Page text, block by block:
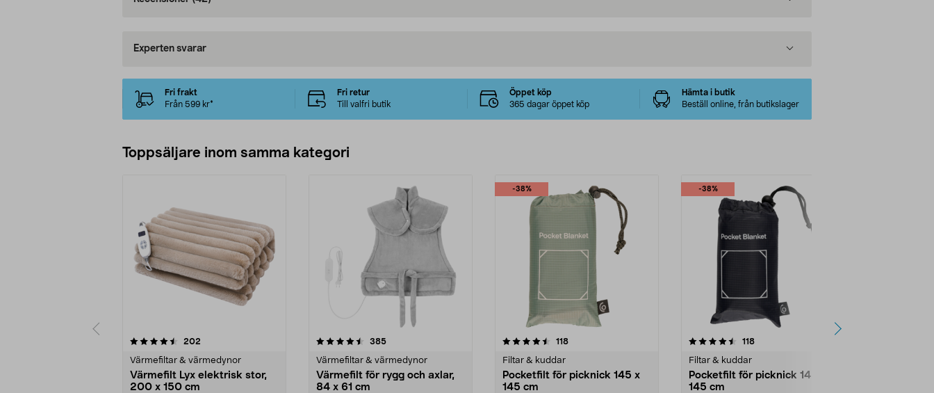
Experten svarar
Fri frakt
Från 599 kr*
Fri retur
Till valfri butik
Öppet köp
365 dagar öppet köp
Hämta i butik
Beställ online, från butikslager
Toppsäljare inom samma kategori
202
Värmefiltar & värmedynor
Värmefilt Lyx elektrisk stor,
200 x 150 cm
4.5 av 5 stjärnor 385recensioner
Värmefiltar & värmedynor
Värmefilt för rygg och axlar,
84 x 61 cm
-38%
4.5 av 5 stjärnor 118recensioner
Filtar & kuddar
Pocketfilt för picknick 145 x
145 cm
-38%
4.5 av 5 stjärnor 118recensioner
Filtar & kuddar
Pocketfilt för picknick 145 x
145 cm
4.5 av 5 stjärnor